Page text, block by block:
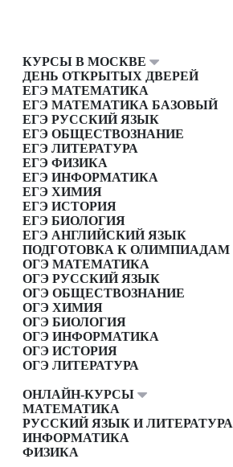
КУРСЫ В МОСКВЕ
ДЕНЬ ОТКРЫТЫХ ДВЕРЕЙ
ЕГЭ МАТЕМАТИКА
ЕГЭ МАТЕМАТИКА БАЗОВЫЙ
ЕГЭ РУССКИЙ ЯЗЫК
ЕГЭ ОБЩЕСТВОЗНАНИЕ
ЕГЭ ЛИТЕРАТУРА
ЕГЭ ФИЗИКА
ЕГЭ ИНФОРМАТИКА
ЕГЭ ХИМИЯ
ЕГЭ ИСТОРИЯ
ЕГЭ БИОЛОГИЯ
ЕГЭ АНГЛИЙСКИЙ ЯЗЫК
ПОДГОТОВКА К ОЛИМПИАДАМ
ОГЭ МАТЕМАТИКА
ОГЭ РУССКИЙ ЯЗЫК
ОГЭ ОБЩЕСТВОЗНАНИЕ
ОГЭ ХИМИЯ
ОГЭ БИОЛОГИЯ
ОГЭ ИНФОРМАТИКА
ОГЭ ИСТОРИЯ
ОГЭ ЛИТЕРАТУРА
ОНЛАЙН-КУРСЫ
МАТЕМАТИКА
РУССКИЙ ЯЗЫК И ЛИТЕРАТУРА
ИНФОРМАТИКА
ФИЗИКА